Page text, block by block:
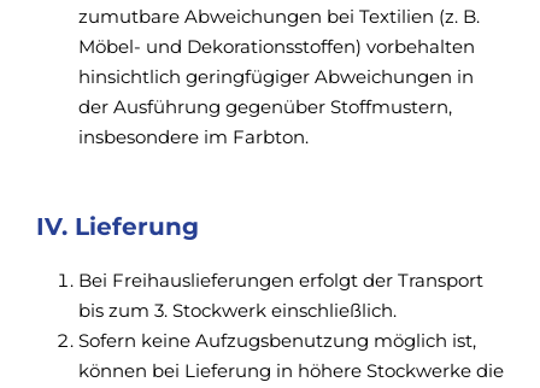
zumutbare Abweichungen bei Textilien (z. B.
Möbel- und Dekorationsstoffen) vorbehalten
hinsichtlich geringfügiger Abweichungen in
der Ausführung gegenüber Stoffmustern,
insbesondere im Farbton.
IV. Lieferung
Bei Freihauslieferungen erfolgt der Transport
bis zum 3. Stockwerk einschließlich.
Sofern keine Aufzugsbenutzung möglich ist,
können bei Lieferung in höhere Stockwerke die